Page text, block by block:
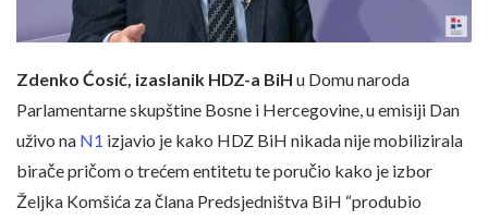
Zdenko Ćosić, izaslanik HDZ-a BiH u Domu naroda
Parlamentarne skupštine Bosne i Hercegovine, u emisiji Dan
uživo na N1 izjavio je kako HDZ BiH nikada nije mobilizirala
birače pričom o trećem entitetu te poručio kako je izbor
Željka Komšića za člana Predsjedništva BiH “produbio